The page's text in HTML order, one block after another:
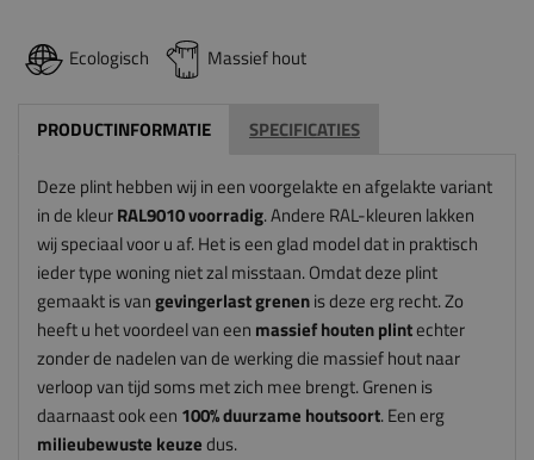
Ecologisch Massief hout
PRODUCTINFORMATIE SPECIFICATIES
Deze plint hebben wij in een voorgelakte en afgelakte variant
in de kleurRAL9010 voorradig. Andere RAL-kleuren lakken
wij speciaal voor u af. Het is een glad model dat in praktisch
ieder type woning niet zal misstaan. Omdat deze plint
gemaakt is vangevingerlast grenenis deze erg recht. Zo
heeft u het voordeel van een massief houtenplintechter
zonder de nadelen van de werking die massief hout naar
verloop van tijd soms met zich mee brengt. Grenen is
daarnaast ook een 100% duurzame houtsoort. Een erg
milieubewuste keuzedus.